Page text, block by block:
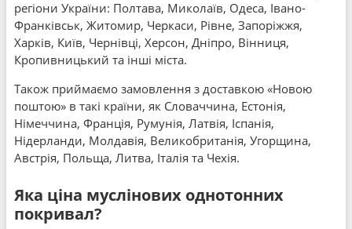
регіони України: Полтава, Миколаїв, Одеса, Івано-
Франківськ, Житомир, Черкаси, Рівне, Запоріжжя,
Харків, Київ, Чернівці, Херсон, Дніпро, Вінниця,
Кропивницький та інші міста.
Також приймаємо замовлення з доставкою «Новою
поштою» в такі країни, як Словаччина, Естонія,
Німеччина, Франція, Румунія, Латвія, Іспанія,
Нідерланди, Молдавія, Великобританія, Угорщина,
Австрія, Польща, Литва, Італія та Чехія.
Яка ціна муслінових однотонних
покривал?